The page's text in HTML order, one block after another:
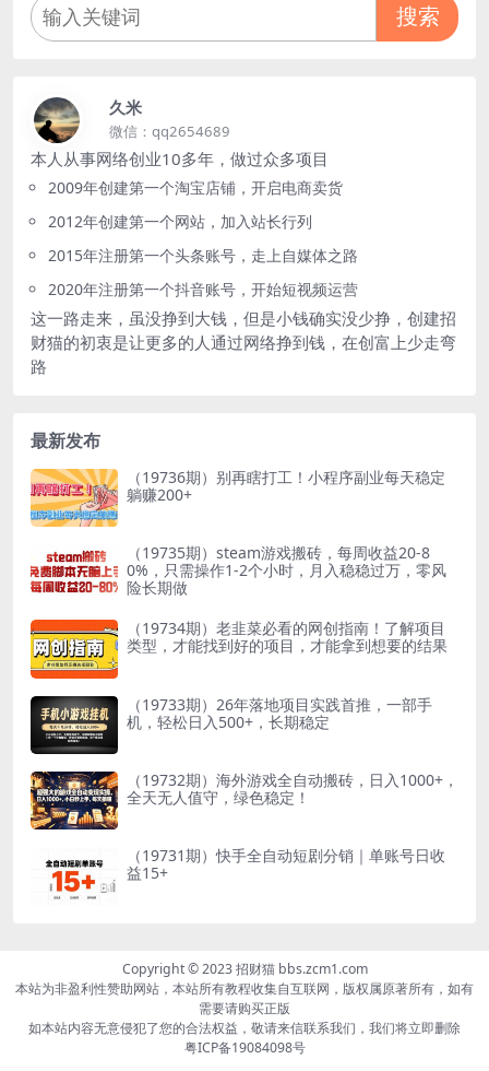
搜索
久米
微信：qq2654689
本人从事网络创业10多年，做过众多项目
2009年创建第一个淘宝店铺，开启电商卖货
2012年创建第一个网站，加入站长行列
2015年注册第一个头条账号，走上自媒体之路
2020年注册第一个抖音账号，开始短视频运营
这一路走来，虽没挣到大钱，但是小钱确实没少挣，创建招
财猫的初衷是让更多的人通过网络挣到钱，在创富上少走弯
路
最新发布
（19736期）别再瞎打工！小程序副业每天稳定
躺赚200+
（19735期）steam游戏搬砖，每周收益20-8
0%，只需操作1-2个小时，月入稳稳过万，零风
险长期做
（19734期）老韭菜必看的网创指南！了解项目
类型，才能找到好的项目，才能拿到想要的结果
（19733期）26年落地项目实践首推，一部手
机，轻松日入500+，长期稳定
（19732期）海外游戏全自动搬砖，日入1000+，
全天无人值守，绿色稳定！
（19731期）快手全自动短剧分销｜单账号日收
益15+
Copyright © 2023 招财猫 bbs.zcm1.com
本站为非盈利性赞助网站，本站所有教程收集自互联网，版权属原著所有，如有
需要请购买正版
如本站内容无意侵犯了您的合法权益，敬请来信联系我们，我们将立即删除
粤ICP备19084098号